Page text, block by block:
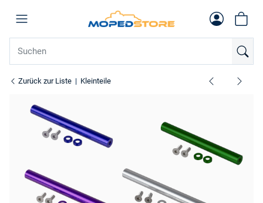
Zurück zur Liste Kleinteile